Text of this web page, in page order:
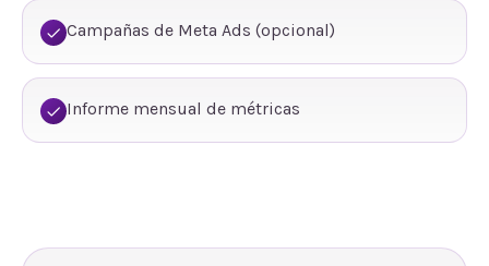
Campañas de Meta Ads (opcional)
Informe mensual de métricas